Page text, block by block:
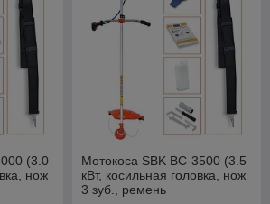
(3.0
нож
Мотокоса SBK BC-3500 (3.5
кВт, косильная головка, нож
3 зуб., ремень